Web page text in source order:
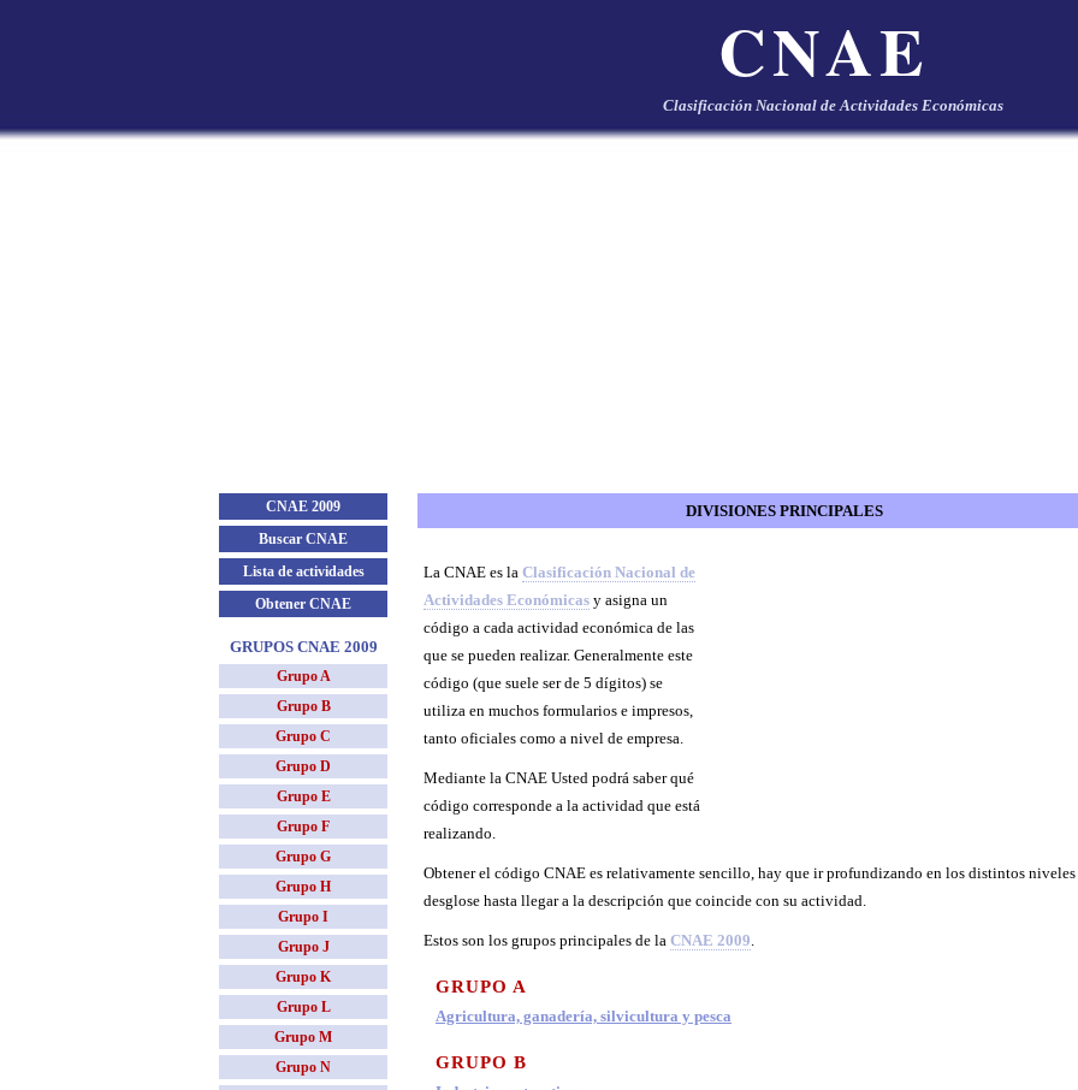
CNAE
Clasificación Nacional de Actividades Económicas
DIVISIONES PRINCIPALES
La CNAE es la Clasificación Nacional de
Actividades Económicas y asigna un
código a cada actividad económica de las
que se pueden realizar. Generalmente este
código (que suele ser de 5 dígitos) se
utiliza en muchos formularios e impresos,
tanto oficiales como a nivel de empresa.
Mediante la CNAE Usted podrá saber qué
código corresponde a la actividad que está
realizando.
Obtener el código CNAE es relativamente sencillo, hay que ir profundizando en los distintos niveles
desglose hasta llegar a la descripción que coincide con su actividad.
Estos son los grupos principales de la CNAE 2009.
GRUPO A
Agricultura, ganadería, silvicultura y pesca
GRUPO B
CNAE 2009
Buscar CNAE
Lista de actividades
Obtener CNAE
GRUPOS CNAE 2009
Grupo A
Grupo B
Grupo C
Grupo D
Grupo E
Grupo F
Grupo G
Grupo H
Grupo I
Grupo J
Grupo K
Grupo L
Grupo M
Grupo N